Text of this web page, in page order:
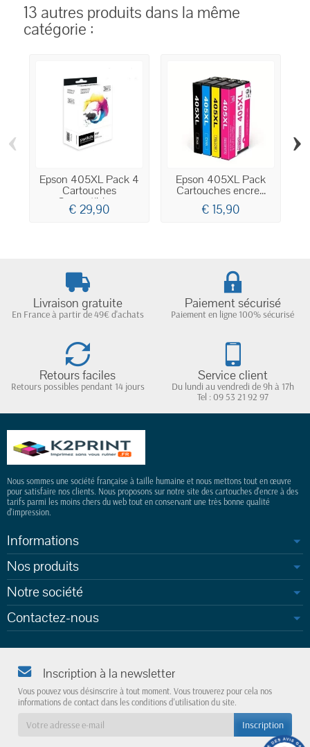
13 autres produits dans la même
catégorie :
Epson 405XL Pack 4
Cartouches
Compatibles...
€ 29,90
Epson 405XL Pack
Cartouches encre...
€ 15,90
‹ ›
Livraison gratuite
En France à partir de 49€ d'achats
Paiement sécurisé
Paiement en ligne 100% sécurisé
Retours faciles
Retours possibles pendant 14 jours
Service client
Du lundi au vendredi de 9h à 17h
Tel : 09 53 21 92 97
Nous sommes une société française à taille humaine et nous mettons tout en œuvre
pour satisfaire nos clients. Nous proposons sur notre site des cartouches d'encre à des
tarifs parmi les moins chers du web tout en conservant une très bonne qualité
d'impression.
Informations
Nos produits
Notre société
Contactez-nous
Inscription à la newsletter
Vous pouvez vous désinscrire à tout moment. Vous trouverez pour cela nos
informations de contact dans les conditions d'utilisation du site.